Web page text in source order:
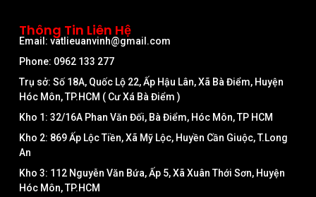
Thông Tin Liên Hệ
Email: vatlieuanvinh@gmail.com
Phone: 0962 133 277
Trụ sở: Số 18A, Quốc Lộ 22, Ấp Hậu Lân, Xã Bà Điểm, Huyện
Hóc Môn, TP.HCM ( Cư Xá Bà Điểm )
Kho 1: 32/16A Phan Văn Đối, Bà Điểm, Hóc Môn, TP HCM
Kho 2: 869 Ấp Lộc Tiền, Xã Mỹ Lộc, Huyền Cần Giuộc, T.Long
An
Kho 3: 112 Nguyễn Văn Bứa, Ấp 5, Xã Xuân Thới Sơn, Huyện
Hóc Môn, TP.HCM